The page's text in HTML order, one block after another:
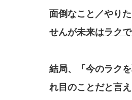
面倒なこと／やり
せんが未来はラク
結局、「今のラク
れ目のことだと言